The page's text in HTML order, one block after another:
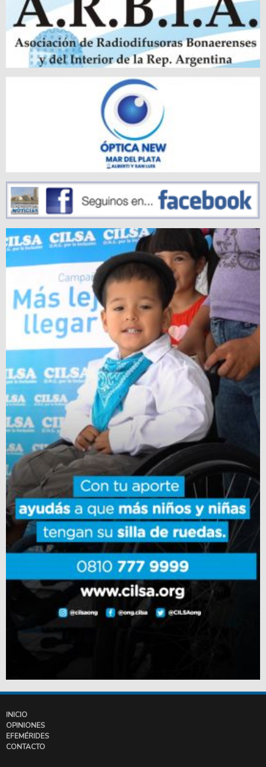
INICIO
OPINIONES
EFEMÉRIDES
CONTACTO